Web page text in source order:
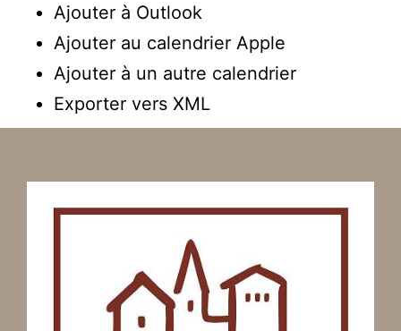
Ajouter à Outlook
Ajouter au calendrier Apple
Ajouter à un autre calendrier
Exporter vers XML